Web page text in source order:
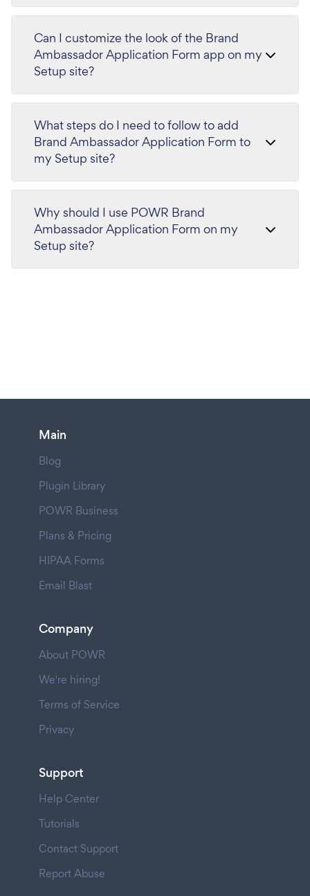
Can I customize the look of the Brand
Ambassador Application Form app on my
Setup site?
What steps do I need to follow to add
Brand Ambassador Application Form to
my Setup site?
Why should I use POWR Brand
Ambassador Application Form on my
Setup site?
Main
Blog
Plugin Library
POWR Business
Plans & Pricing
HIPAA Forms
Email Blast
Company
About POWR
We're hiring!
Terms of Service
Privacy
Support
Help Center
Tutorials
Contact Support
Report Abuse